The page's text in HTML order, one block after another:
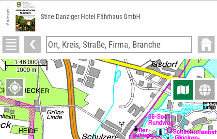
Anzeigen Stine Danziger Hotel Fährhaus GmbH